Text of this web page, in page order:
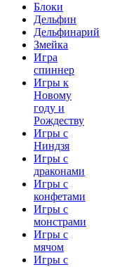
Блоки
Дельфин
Дельфинарий
Змейка
Игра
спиннер
Игры к
Новому
году и
Рождеству
Игры с
Ниндзя
Игры с
драконами
Игры с
конфетами
Игры с
монстрами
Игры с
мячом
Игры с